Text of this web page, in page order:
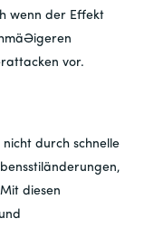
wenn der Effekt
vor.
durch schnelle
diesen